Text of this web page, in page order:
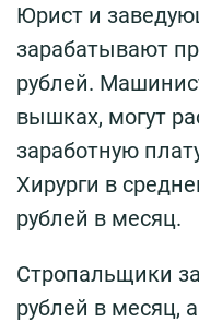
Юрист и
зарабатывают
рублей.
вышках, могут
заработную
Хирурги в
рублей в месяц.
Стропальщики
рублей в месяц,